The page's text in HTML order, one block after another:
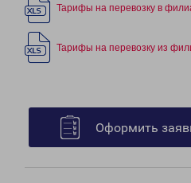
Тарифы на перевозку в
Тарифы на перевозку из
Оформить